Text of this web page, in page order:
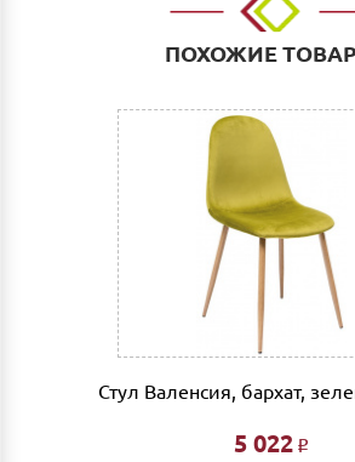
такими транспортными
Деловые линии. Оплата услуг
Выгрузка и сборка
Подъем мебели до первого
при наличии исправного лифта
лифта 200 руб/этаж.
Сборка мебели рассчитывается
совершении заказа в интернет
фиксированной- 3% от стоимости
Дата доставки, выгрузки и сборки
индивидуально.
Ждем Вас в нашем салоне и желаем
ПОХОЖИЕ
Стул Валенсия, бархат,
5 022 Р